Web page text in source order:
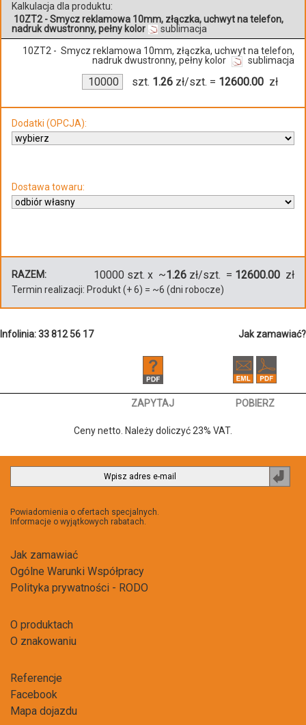
Kalkulacja dla produktu:
10ZT2 - Smycz reklamowa 10mm, złączka, uchwyt na telefon,
nadruk dwustronny, pełny kolor
sublimacja
10ZT2 - Smycz reklamowa 10mm, złączka, uchwyt na telefon,
nadruk dwustronny, pełny kolor
sublimacja
szt. 1.26 zł/szt. = 12600.00 zł
Dodatki (OPCJA):
Dostawa towaru:
RAZEM: 10000 szt. x ~1.26 zł/szt. = 12600.00 zł
Termin realizacji: Produkt(+6) = ~6 (dni robocze)
Infolinia: 33 812 56 17 Jak zamawiać?
ZAPYTAJ POBIERZ
Ceny netto. Należy doliczyć 23% VAT.
Powiadomienia o ofertach specjalnych.
Informacje o wyjątkowych rabatach.
Jak zamawiać
Ogólne Warunki Współpracy
Polityka prywatności - RODO
O produktach
O znakowaniu
Referencje
Facebook
Mapa dojazdu